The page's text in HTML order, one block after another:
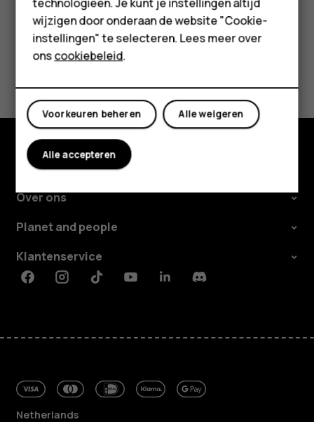
Tablets
Shop
Mijn account
Ja Nee
Shop
Over ons
Planet and people
Klantenservice
FacebookInstagramTiktokYoutubeLinkedinDiscord
Netherlands
wijzigen door onderaan de website "Cookie-
instellingen" te selecteren. Lees meer over
onscookiebeleid.
Alle weigeren
Voorkeuren beheren
Alle accepteren